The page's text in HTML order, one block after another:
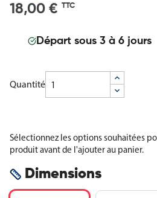
18,00 € TTC
Départ sous 3 à 6 jours
Quantité
Sélectionnez les options souhaitées
produit avant de l'ajouter au panier.
Dimensions